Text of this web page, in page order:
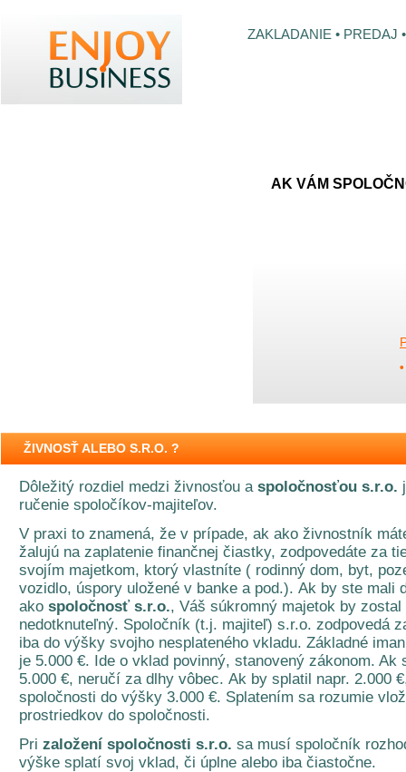
ZAKLADANIE • PREDAJ
AK VÁM
• • • CENY
ŽIVNOSŤ ALEBO S.R.O. ?
Dôležitý rozdiel medzi živnosťou a spoločnosťou s.r.o.
ručenie spoločíkov-majiteľov.
V praxi to znamená, že v prípade, ak ako živnostník
žalujú na zaplatenie finančnej čiastky, zodpovedáte za
svojím majetkom, ktorý vlastníte ( rodinný dom, byt,
vozidlo, úspory uložené v banke a pod.). Ak by ste mali
ako spoločnosť s.r.o., Váš súkromný majetok by
nedotknuteľný. Spoločník (t.j. majiteľ) s.r.o. zodpovedá
iba do výšky svojho nesplateného vkladu. Základné
je 5.000 €. Ide o vklad povinný, stanovený zákonom. Ak
5.000 €, neručí za dlhy vôbec. Ak by splatil napr. 2.000
spoločnosti do výšky 3.000 €. Splatením sa rozumie
prostriedkov do spoločnosti.
Pri založení spoločnosti s.r.o. sa musí spoločník
výške splatí svoj vklad, či úplne alebo iba čiastočne.